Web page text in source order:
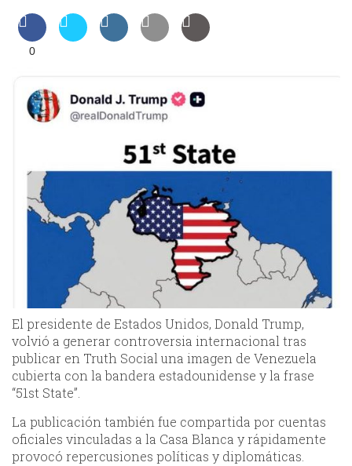
0
El presidente de Estados Unidos, Donald Trump,
volvió a generar controversia internacional tras
publicar en Truth Social una imagen de Venezuela
cubierta con la bandera estadounidense y la frase
“51st State”.
La publicación también fue compartida por cuentas
oficiales vinculadas a la Casa Blanca y rápidamente
provocó repercusiones políticas y diplomáticas.